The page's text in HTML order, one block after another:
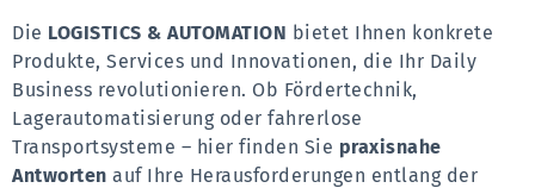
Die LOGISTICS & AUTOMATION bietet Ihnen konkrete
Produkte, Services und Innovationen, die Ihr Daily
Business revolutionieren. Ob Fördertechnik,
Lagerautomatisierung oder fahrerlose
Transportsysteme – hier finden Sie praxisnahe
Antworten auf Ihre Herausforderungen entlang der